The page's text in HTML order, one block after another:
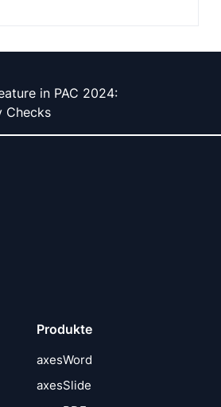
in PAC 2024:
Checks
Produkte
axesWord
axesSlide